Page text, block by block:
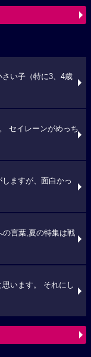
い子（特に3、4歳
セイレーンがめっち
ますが、面白かっ
の言葉,夏の特集は戦
います。 それにし